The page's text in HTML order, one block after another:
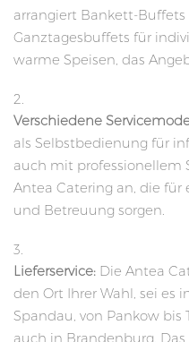
arrangiert Bankett-Buffets
Ganztagesbuffets für
warme Speisen, das
Verschiedene
als Selbstbedienung für
auch mit professionellem
Antea Catering an, die für
und Betreuung sorgen.
Lieferservice: Die Antea
den Ort Ihrer Wahl, sei es
Spandau, von Pankow bis
auch in Brandenburg.